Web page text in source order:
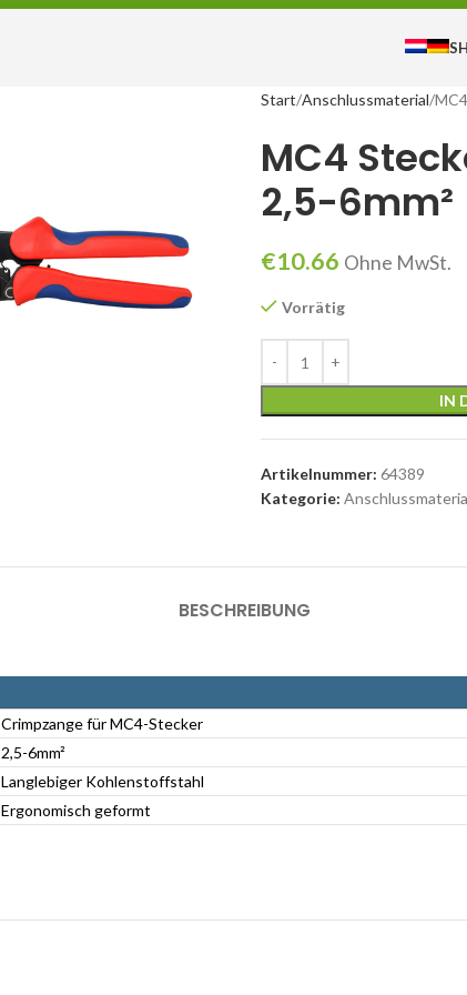
Start Anschlussmaterial
MC4
2,5-6mm²
€10.66 Ohne MwSt.
Vorrätig
IN
Artikelnummer:64389
Kategorie:
BESCHREIBUNG
Crimpzange für MC4-Stecker
2,5-6mm²
Langlebiger Kohlenstoffstahl
Ergonomisch geformt